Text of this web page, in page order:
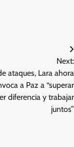
Next:
ataques, Lara ahora
a Paz a “superar
diferencia y trabajar
juntos”